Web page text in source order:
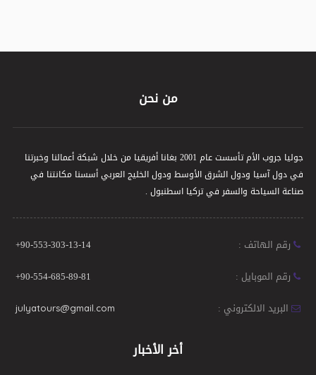
من نحن
جوليا جروب الأم تأسست عام 2001 بغانا أفريقيا من خلال شبكة أعمالنا وخبرتنا
في دول آسيا ودول الشرق الأوسط ودول الخليج العربي أسسنا مكانتنا في
صناعة السياحة والسفر في تركيا اسطنبول .
رقم الهاتف :
+90-553-303-13-14
رقم الموبايل :
+90-554-685-89-81
البريد الالكتروني :
julyatours@gmail.com
أخر الأخبار